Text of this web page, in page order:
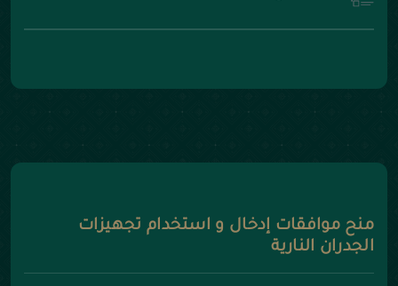
منح موافقات إدخال و استخدام تجهيزات
الجدران النارية